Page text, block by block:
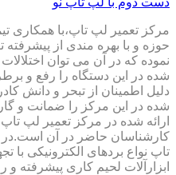
مرکز تعمیر لپ تاپ،با همکاری
حوزه و با بهره مندی از پیشرفته
نموده که در آن می توان
شده در این دستگاه را رفع و
دلیل اطمینان از تبحر و دانش
شده در این مرکز را ضمانت و
ارائه شده در مرکز تعمیر لپ
کارشناسان حاضر در آن است.در
تاپ نواع بردهای الکترونیکی با
ابزارآلات لحیم کاری پیشرفته و